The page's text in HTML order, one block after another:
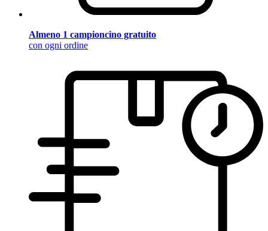
Almeno 1 campioncino gratuito
con ogni ordine